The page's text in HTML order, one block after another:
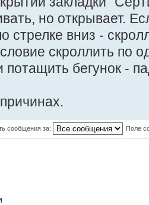
но открывает.
стрелке вниз -
скроллить по
бегунок -
сообщения за: Поле